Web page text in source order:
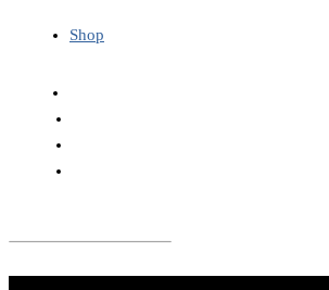
Shop